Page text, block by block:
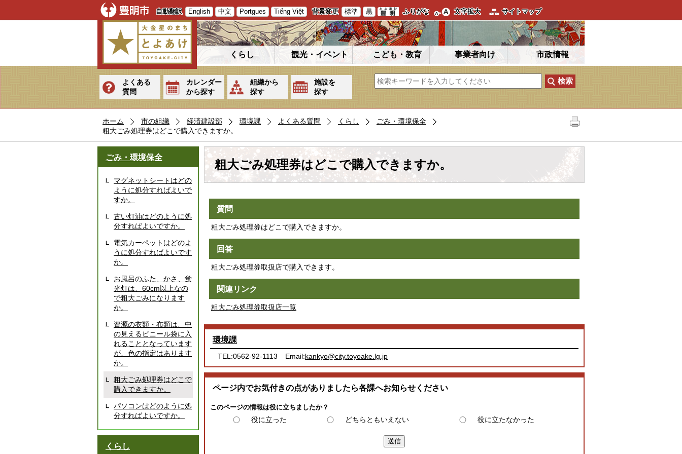
自動翻訳 English 中文 Portgues Tiếng Việt 背景変更 標準 黒 ふりがな 文字拡大 サイトマップ
くらし 観光・イベント こども・教育 事業者向け 市政情報
よくある
質問
カレンダー
から探す
組織から
探す
施設を
探す
ホーム 市の組織 経済建設部 環境課 よくある質問 くらし
ごみ・環境保全
粗大ごみ処理券はどこで購入できますか。
ごみ・環境保全
マグネットシートはどの
ように処分すればよいで
すか。
古い灯油はどのように処
分すればよいですか。
電気カーペットはどのよ
うに処分すればよいです
か。
お風呂のふた、かさ、蛍
光灯は、60cm以上なの
で粗大ごみになります
か。
資源の衣類・布類は、中
の見えるビニール袋に入
れることとなっています
が、色の指定はあります
か。
粗大ごみ処理券はどこで
購入できますか。
パソコンはどのように処
分すればよいですか。
くらし
粗大ごみ処理券はどこで購入できますか。
質問
粗大ごみ処理券はどこで購入できますか。
回答
粗大ごみ処理券取扱店で購入できます。
関連リンク
粗大ごみ処理券取扱店一覧
環境課
TEL:0562-92-1113 Email:kankyo@city.toyoake.lg.jp
ページ内でお気付きの点がありましたら各課へお知らせください
このページの情報は役に立ちましたか？
役に立った どちらともいえない 役に立たなかった